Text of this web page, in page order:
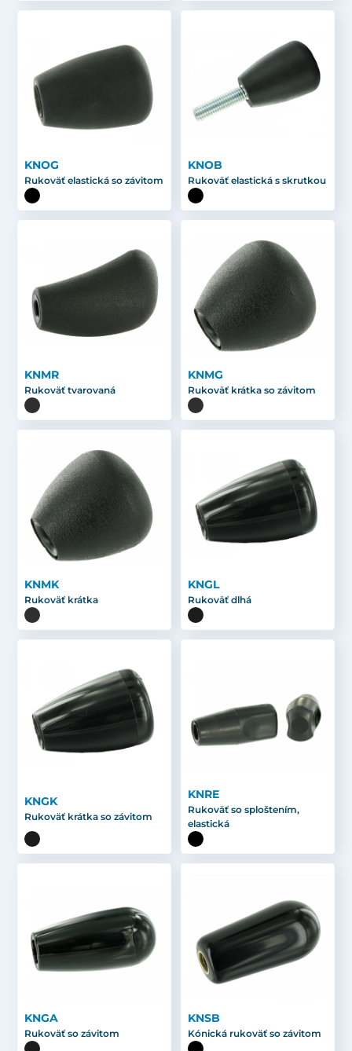
KNOG
Rukoväť elastická so závitom
KNOB
Rukoväť elastická s skrutkou
KNMR
Rukoväť tvarovaná
KNMG
Rukoväť krátka so závitom
KNMK
Rukoväť krátka
KNGL
Rukoväť dlhá
KNGK
Rukoväť krátka so závitom
KNRE
Rukoväť so sploštením,
elastická
KNGA
Rukoväť so závitom
KNSB
Kónická rukoväť so závitom